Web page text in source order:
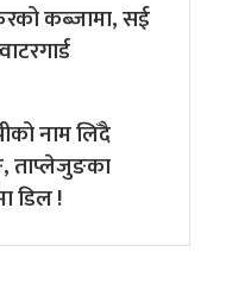
कब्जामा, सई
नाम लिँदै
ताप्लेजुङका
डिल !